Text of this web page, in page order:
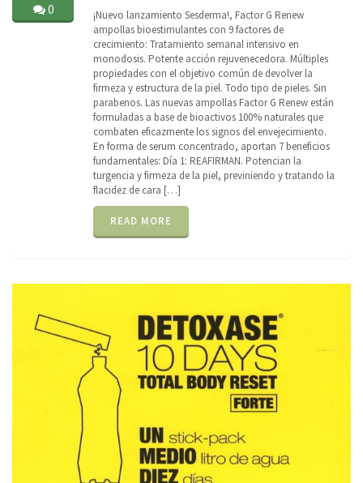
0
¡Nuevo lanzamiento Sesderma!, Factor G Renew
ampollas bioestimulantes con 9 factores de
crecimiento: Tratamiento semanal intensivo en
monodosis. Potente acción rejuvenecedora. Múltiples
propiedades con el objetivo común de devolver la
firmeza y estructura de la piel. Todo tipo de pieles. Sin
parabenos. Las nuevas ampollas Factor G Renew están
formuladas a base de bioactivos 100% naturales que
combaten eficazmente los signos del envejecimiento.
En forma de serum concentrado, aportan 7 beneficios
fundamentales: Día 1: REAFIRMAN. Potencian la
turgencia y firmeza de la piel, previniendo y tratando la
flacidez de cara […]
READ MORE